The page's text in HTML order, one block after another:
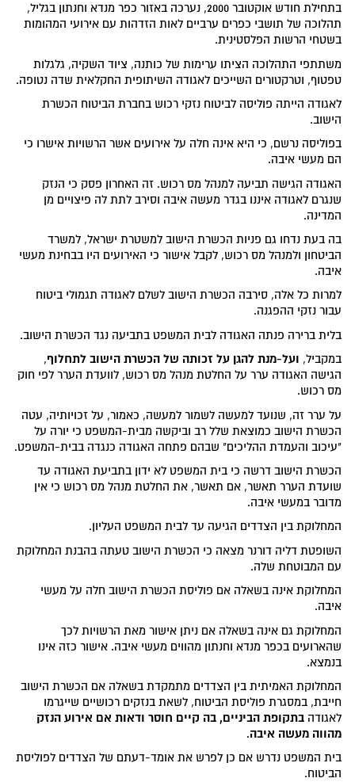
בתחילת חודש אוקטובר 2000, נערכה באזור כפר מנדא וחנתון בגליל,
תהלוכה של תושבי כפרים ערביים לאות הזדהות עם אירועי המהומות
בשטחי הרשות הפלסטינית.
משתתפי התהלוכה הציתו ערימות של כותנה, ציוד השקיה, גלגלות
טפטוף, וטרקטורים השייכים לאגודה השיתופית החקלאית שדה נטופה.
לאגודה הייתה פוליסה לביטוח נזקי רכוש בחברת הביטוח הכשרת
הישוב.
בפוליסה נרשם, כי היא אינה חלה על אירועים אשר הרשויות אישרו כי
הם מעשי איבה.
האגודה הגישה תביעה למנהל מס רכוש. זה האחרון פסק כי הנזק
שנגרם לאגודה איננו בגדר מעשה איבה וסירב לתת לה פיצויים מן
המדינה.
בה בעת נדחו גם פניות הכשרת הישוב למשטרת ישראל, למשרד
הביטחון ולמנהל מס רכוש, לקבל אישור כי האירועים היו בבחינת מעשי
איבה.
למרות כל אלה, סירבה הכשרת הישוב לשלם לאגודה תגמולי ביטוח
עבור נזקי ההפגנה.
בלית ברירה פנתה האגודה לבית המשפט בתביעה נגד הכשרת הישוב.
במקביל, ועל-מנת להגן על זכותה של הכשרת הישוב לתחלוף,
הגישה האגודה ערר על החלטת מנהל מס רכוש, לוועדת הערר לפי חוק
מס רכוש.
על ערר זה, שנועד למעשה לשמור למעשה, כאמור, על זכויותיה, עטה
הכשרת הישוב כמוצאת שלל רב וביקשה מבית-המשפט כי יורה על
"עיכוב והעמדת ההליכים" שבהם פתחה האגודה כנגדה בבית-המשפט.
הכשרת הישוב דרשה כי בית המשפט לא ידון בתביעת האגודה עד
שועדת הערר תאשר, אם תאשר, את החלטת מנהל מס רכוש כי אין
מדובר במעשי איבה.
המחלוקת בין הצדדים הגיעה עד לבית המשפט העליון.
השופטת דליה דורנר מצאה כי הכשרת הישוב טעתה בהבנת המחלוקת
עם המבוטחת שלה.
המחלוקת אינה בשאלה אם פוליסת הכשרת הישוב חלה על מעשי
איבה.
המחלוקת גם אינה בשאלה אם ניתן אישור מאת הרשויות לכך
שהארועים בכפר מנדא וחנתון מהווים מעשי איבה. אישור כזה אינו
בנמצא.
המחלוקת האמיתית בין הצדדים מתמקדת בשאלה אם הכשרת הישוב
חייבת, במסגרת פוליסת הביטוח, לשאת בנזקים רכושיים שייגרמו
לאגודהבתקופת הביניים, בה קיים חוסר ודאות אם אירוע הנזק
מהווה מעשה איבה.
בית המשפט נדרש אם כן לפרש את אומד-דעתם של הצדדים לפוליסת
הביטוח.